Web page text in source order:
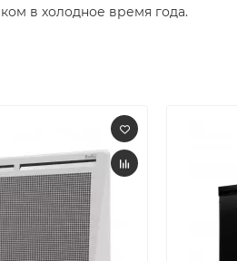
в холодное время года.​